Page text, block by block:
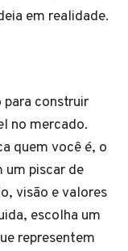
em realidade.
para construir
no mercado.
quem você é, o
um piscar de
visão e valores
escolha um
representem